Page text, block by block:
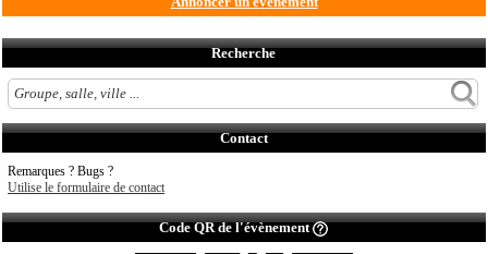
Recherche
Contact
Remarques ? Bugs ?
Utilise le formulaire de contact
Code QR de l'évènement